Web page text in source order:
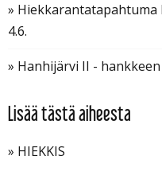
» Hiekkarantatapahtuma
4.6.
» Hanhijärvi II -
Lisää tästä aiheesta
» HIEKKIS